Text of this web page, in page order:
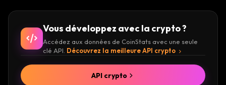
Vous développez avec la crypto ?
Accédez aux données de CoinStats avec une seule
clé API. Découvrez la meilleure API crypto
API crypto